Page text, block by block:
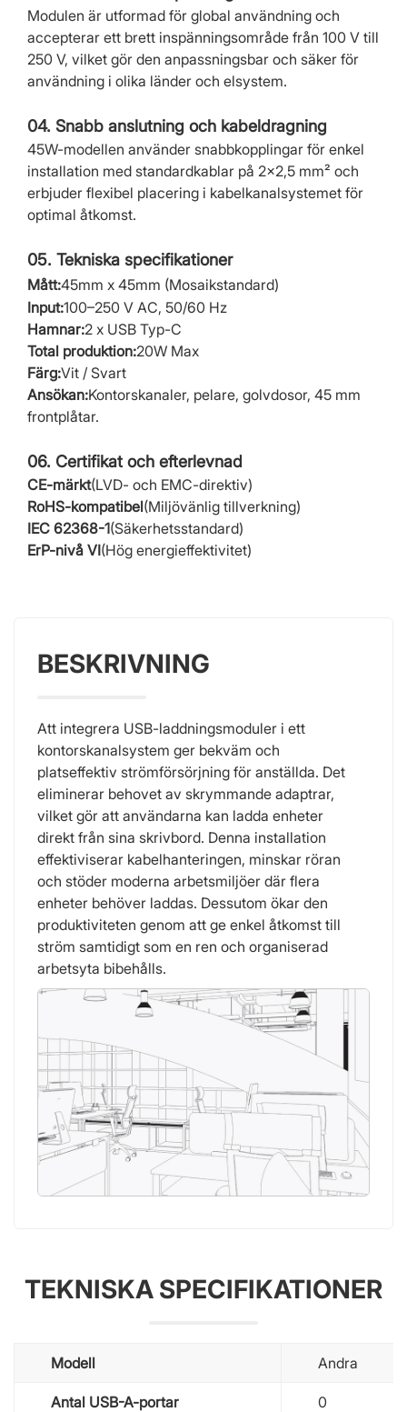
Modulen är utformad för global användning och
accepterar ett brett inspänningsområde från 100 V till
250 V, vilket gör den anpassningsbar och säker för
användning i olika länder och elsystem.
04. Snabb anslutning och kabeldragning
45W-modellen använder snabbkopplingar för enkel
installation med standardkablar på 2x2,5 mm² och
erbjuder flexibel placering i kabelkanalsystemet för
optimal åtkomst.
05. Tekniska specifikationer
Mått:45mm x 45mm (Mosaikstandard)
Input:100–250 V AC, 50/60 Hz
Hamnar:2 x USB Typ-C
Total produktion:20W Max
Färg:Vit / Svart
Ansökan:Kontorskanaler, pelare, golvdosor, 45 mm
frontplåtar.
06. Certifikat och efterlevnad
CE-märkt(LVD- och EMC-direktiv)
RoHS-kompatibel(Miljövänlig tillverkning)
IEC 62368-1(Säkerhetsstandard)
ErP-nivå VI(Hög energieffektivitet)
BESKRIVNING
Att integrera USB-laddningsmoduler i ett
kontorskanalsystem ger bekväm och
platseffektiv strömförsörjning för anställda. Det
eliminerar behovet av skrymmande adaptrar,
vilket gör att användarna kan ladda enheter
direkt från sina skrivbord. Denna installation
effektiviserar kabelhanteringen, minskar röran
och stöder moderna arbetsmiljöer där flera
enheter behöver laddas. Dessutom ökar den
produktiviteten genom att ge enkel åtkomst till
ström samtidigt som en ren och organiserad
arbetsyta bibehålls.
TEKNISKA SPECIFIKATIONER
Modell Andra
Antal USB-A-portar 0